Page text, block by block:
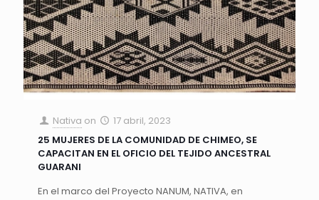
Nativa on
17 abril, 2023
25 MUJERES DE LA COMUNIDAD DE CHIMEO, SE
CAPACITAN EN EL OFICIO DEL TEJIDO ANCESTRAL
GUARANI
En el marco del Proyecto NANUM, NATIVA, en